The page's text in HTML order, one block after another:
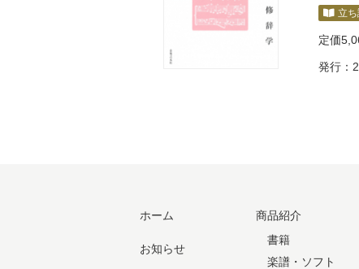
立
定価
発行：
ホーム
お知らせ
商品紹介
書籍
楽譜・ソフト